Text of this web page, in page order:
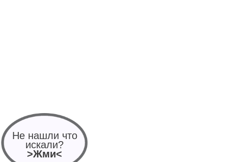
Не нашли что
искали?
>Жми<